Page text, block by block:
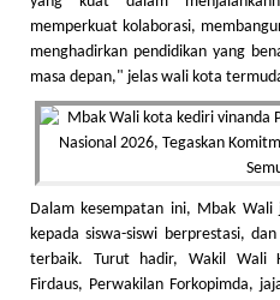
memperkuat kolaborasi,
menghadirkan pendidikan yang
masa depan," jelas wali kota
Dalam kesempatan ini, Mbak Wali
kepada siswa-siswi berprestasi,
terbaik. Turut hadir, Wakil Wali
Firdaus, Perwakilan Forkopimda,